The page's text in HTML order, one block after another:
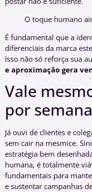
O toque humano
É fundamental que a
diferenciais da marca
Isso não só reforça sua
e aproximação gera
Vale
por
Já ouvi de clientes e
sem cair na mesmice.
estratégia bem
humana, é totalmente
fundamentais para
e sustentar campanhas